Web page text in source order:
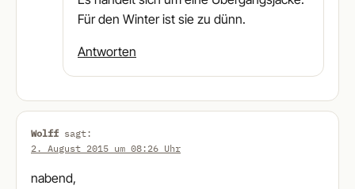
Für den Winter ist sie zu dünn.
Antworten
Wolff sagt:
2. August 2015 um 08:26 Uhr
nabend,